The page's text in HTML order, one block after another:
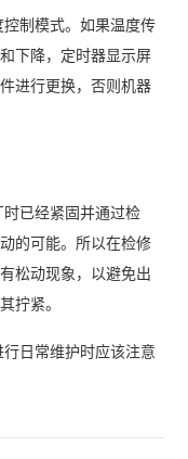
制模式。如果温度传
下降，定时器显示屏
进行更换，否则机器
已经紧固并通过检
的可能。所以在检修
松动现象，以避免出
拧紧。
日常维护时应该注意